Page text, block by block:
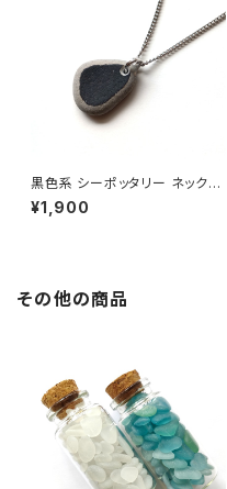
黒色系 シーポッタリー ネックレ
ス PN-24
¥1,900
その他の商品